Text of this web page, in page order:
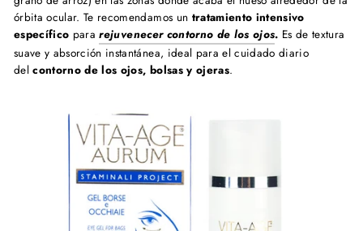
órbita ocular. Te recomendamos un tratamiento intensivo
específico para rejuvenecer contorno de los ojos. Es de textura
suave y absorción instantánea, ideal para el cuidado diario
del contorno de los ojos, bolsas y ojeras.